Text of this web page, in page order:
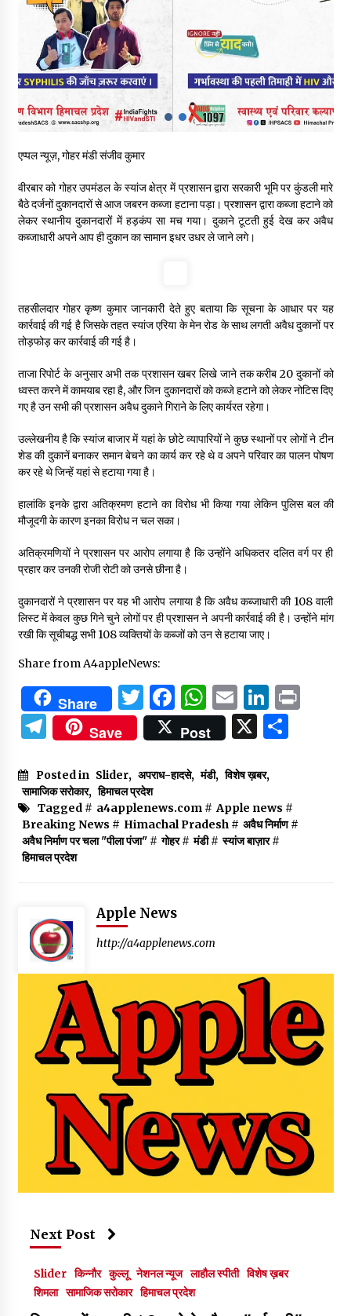
ऊना में PWD का जेई 8 हजार रुपये रिश्वत लेते गिरफ्तार, ठेकेदार का बिल
पास करने के लिए मांगी थी घूस
05/08/2026
स्वास्थ्य विभाग की खरीद में घोटाले की आशंका, स्वतंत्र जांच की मांग, भाजपा
ने कहा- “हर पैसे का हिसाब जनता को मिले”
05/08/2026
भाजपा का कांग्रेस सरकार पर हमला, प्रतिशोध की राजनीति के खिलाफ कल
04/08/2026
पुलिस कांस्टेबल भर्ती के लिए बड़ी राहत, आयु सीमा में 1 वर्ष की छूट आवेदन की
अंतिम तिथि अब 21 अगस्त
हिमाचल सरकार लाएगी नई “स्वास्थ्य बीमा नीति”, गरीब परिवारों के लिए
उपलब्ध होगी बेहतरीन उपचार सुविधा- CM
04/08/2026
एप्पल न्यूज़, गोहर मंडी संजीव कुमार
वीरबार को गोहर उपमंडल के स्यांज क्षेत्र में प्रशासन द्वारा सरकारी भूमि पर कुंडली मारे
बैठे दर्जनों दुकानदारों से आज जबरन कब्जा हटाना पड़ा। प्रशासन द्वारा कब्जा हटाने को
लेकर स्थानीय दुकानदारों में हड़कंप सा मच गया। दुकाने टूटती हुई देख कर अवैध
कब्जाधारी अपने आप ही दुकान का सामान इधर उधर ले जाने लगे।
तहसीलदार गोहर कृष्ण कुमार जानकारी देते हुए बताया कि सूचना के आधार पर यह
कार्रवाई की गई है जिसके तहत स्यांज एरिया के मेन रोड के साथ लगती अवैध दुकानों पर
तोड़फोड़ कर कार्रवाई की गई है।
ताजा रिपोर्ट के अनुसार अभी तक प्रशासन खबर लिखे जाने तक करीब 20 दुकानों को
ध्वस्त करने में कामयाब रहा है, और जिन दुकानदारों को कब्जे हटाने को लेकर नोटिस दिए
गए है उन सभी की प्रशासन अवैध दुकाने गिराने के लिए कार्यरत रहेगा।
उल्लेखनीय है कि स्यांज बाजार में यहां के छोटे व्यापारियों ने कुछ स्थानों पर लोगों ने टीन
शेड की दुकानें बनाकर समान बेचने का कार्य कर रहे थे व अपने परिवार का पालन पोषण
कर रहे थे जिन्हें यहां से हटाया गया है।
हालांकि इनके द्वारा अतिक्रमण हटाने का विरोध भी किया गया लेकिन पुलिस बल की
मौजूदगी के कारण इनका विरोध न चल सका।
अतिक्रमणियों ने प्रशासन पर आरोप लगाया है कि उन्होंने अधिकतर दलित वर्ग पर ही
प्रहार कर उनकी रोजी रोटी को उनसे छीना है।
दुकानदारों ने प्रशासन पर यह भी आरोप लगाया है कि अवैध कब्जाधारी की 108 वाली
लिस्ट में केवल कुछ गिने चुने लोगों पर ही प्रशासन ने अपनी कार्रवाई की है। उन्होंने मांग
रखी कि सूचीबद्ध सभी 108 व्यक्तियों के कब्जों को उन से हटाया जाए।
Share from A4appleNews:
Share Twitter
Facebook
WhatsApp
Email
Telegram
Save Post X
Posted in Slider, अपराध-हादसे, मंडी, विशेष ख़बर,
सामाजिक सरोकार, हिमाचल प्रदेश
Tagged # a4applenews.com# Apple news #
Breaking News # Himachal Pradesh# अवैध निर्माण#
अवैध निर्माण पर चला "पीला पंजा"# गोहर# मंडी# स्यांज बाज़ार#
हिमाचल प्रदेश
Apple News
http://a4applenews.com
Next Post
Slider किन्नौर कुल्लू नेशनल न्यूज लाहौल स्पीती विशेष ख़बर
शिमला सामाजिक सरोकार हिमाचल प्रदेश